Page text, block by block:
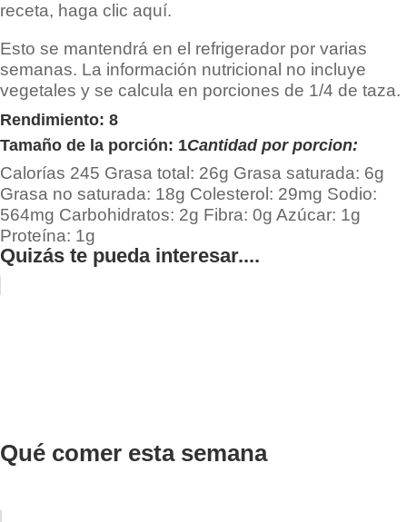
receta, haga clic aquí.
Esto se mantendrá en el refrigerador por varias
semanas. La información nutricional no incluye
vegetales y se calcula en porciones de 1/4 de taza.
Rendimiento: 8
Tamaño de la porción: 1Cantidad por porcion:
Calorías 245 Grasa total: 26g Grasa saturada: 6g
Grasa no saturada: 18g Colesterol: 29mg Sodio:
564mg Carbohidratos: 2g Fibra: 0g Azúcar: 1g
Proteína: 1g
Quizás te pueda interesar....
Qué comer esta semana